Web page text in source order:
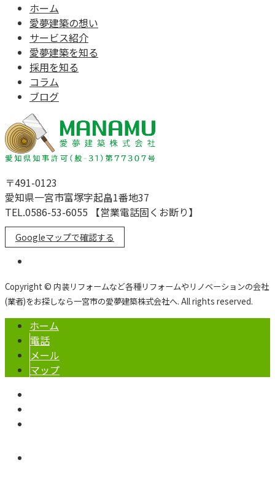
ホーム
愛夢建築の想い
サービス紹介
愛夢建築を知る
採用を知る
コラム
ブログ
〒491-0123
愛知県一宮市富塚字起畠1番地37
TEL.0586-53-6055 【営業電話固くお断り】
Googleマップで確認する
Copyright © 内装リフォームなど各種リフォームやリノベーションの会社
(業者)をお探しなら一宮市の愛夢建築株式会社へ. All rights reserved.
ホーム
電話
メール
マップ